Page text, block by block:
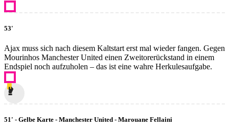
53'
Ajax muss sich nach diesem Kaltstart erst mal wieder fangen. Gegen
Mourinhos Manchester United einen Zweitorerückstand in einem
Endspiel noch aufzuholen – das ist eine wahre Herkulesaufgabe.
51' - Gelbe Karte - Manchester United - Marouane Fellaini